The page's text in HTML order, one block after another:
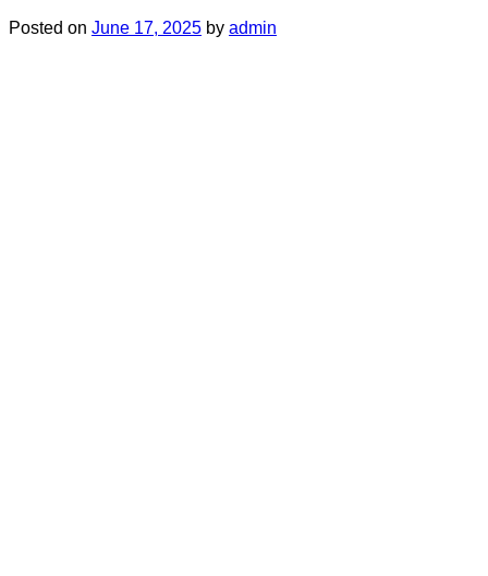
Posted on June 17, 2025 by admin